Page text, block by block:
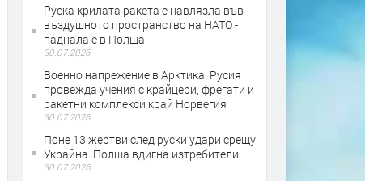
Руска крилата ракета е навлязла във
въздушното пространство на НАТО -
паднала е в Полша
30.07.2026
Военно напрежение в Арктика: Русия
провежда учения с крайцери, фрегати и
ракетни комплекси край Норвегия
30.07.2026
Поне 13 жертви след руски удари срещу
Украйна. Полша вдигна изтребители
30.07.2026